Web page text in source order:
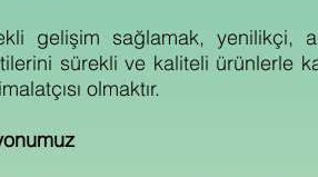
gelişim sağlamak, yenilikçi,
sürekli ve kaliteli ürünlerle
olmaktır.